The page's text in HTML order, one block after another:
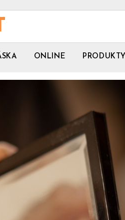
ONLINE PRODUKTY